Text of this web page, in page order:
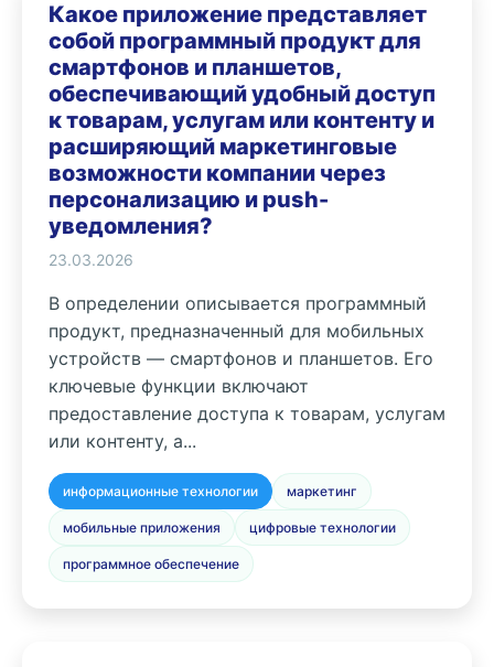
Какое приложение представляет
собой программный продукт для
смартфонов и планшетов,
обеспечивающий удобный доступ
к товарам, услугам или контенту и
расширяющий маркетинговые
возможности компании через
персонализацию и push-
уведомления?
23.03.2026
В определении описывается программный
продукт, предназначенный для мобильных
устройств — смартфонов и планшетов. Его
ключевые функции включают
предоставление доступа к товарам, услугам
или контенту, а...
информационные технологии маркетинг
мобильные приложения цифровые технологии
программное обеспечение